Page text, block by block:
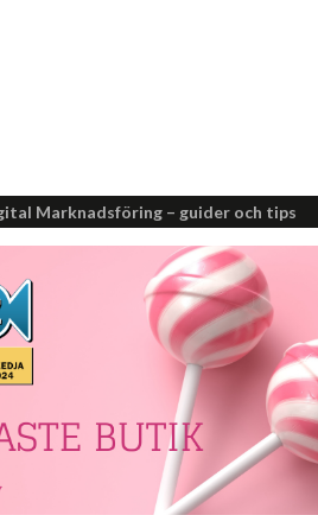
Marknadsföring – guider och tips